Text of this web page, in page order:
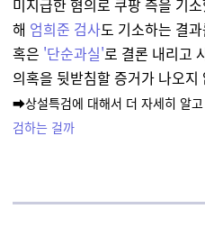
미지급한 혐의로 쿠팡 측을 기
해 엄희준 검사도 기소하는 결
혹은 '단순과실'로 결론 내리고
의혹을 뒷받침할 증거가 나오
➡️상설특검에 대해서 더 자세히 알
검하는 걸까